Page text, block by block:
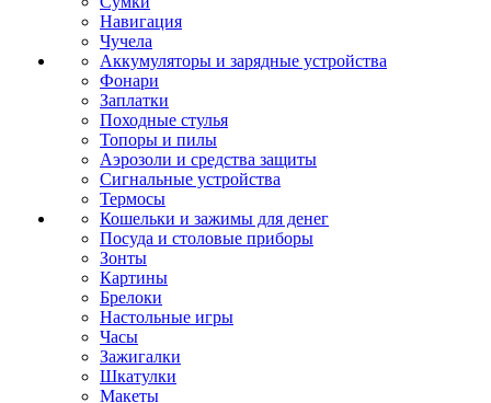
Навигация
Чучела
Аккумуляторы и зарядные устройства
Фонари
Заплатки
Походные стулья
Топоры и пилы
Аэрозоли и средства защиты
Сигнальные устройства
Термосы
Кошельки и зажимы для денег
Посуда и столовые приборы
Зонты
Картины
Брелоки
Настольные игры
Часы
Зажигалки
Шкатулки
Макеты